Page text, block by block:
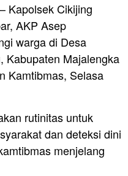
Kapolsek Cikijing
AKP Asep
warga di Desa
Kabupaten Majalengka
Kamtibmas, Selasa
rutinitas untuk
dan deteksi dini
menjelang